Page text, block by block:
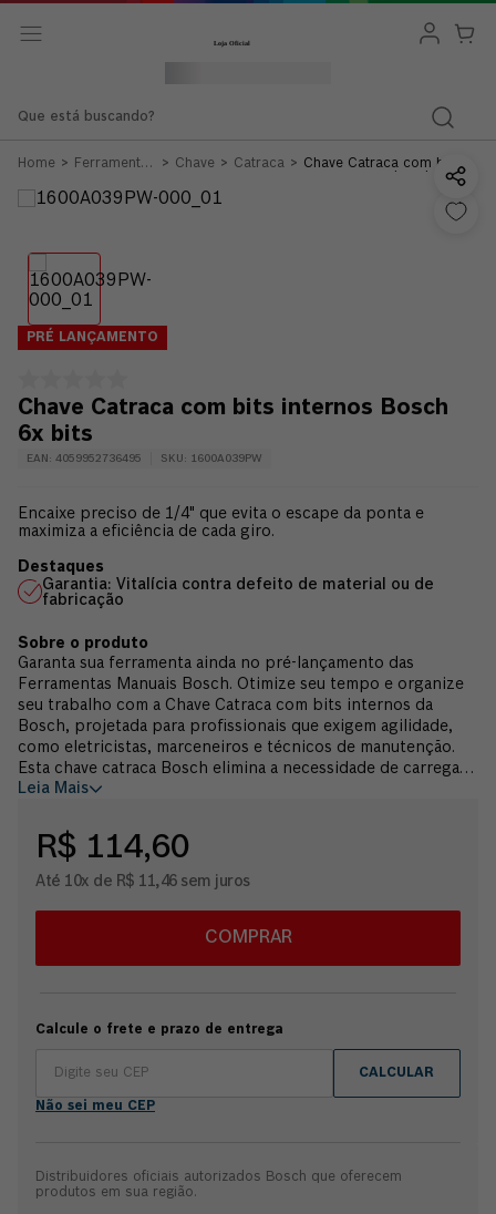
Ferramentas
Chave Catraca
Chave Catraca com bits
internos Bosch 6x bits
PRÉ LANÇAMENTO
Chave Catraca com bits internos Bosch
6x bits
EAN : 4059952736495 SKU : 1600A039PW
Encaixe preciso de 1/4" que evita o escape da ponta e
maximiza a eficiência de cada giro.
Garantia: Vitalícia contra defeito de material ou de
fabricação
Garanta sua ferramenta ainda no pré-lançamento das
Ferramentas Manuais Bosch. Otimize seu tempo e organize
seu trabalho com a Chave Catraca com bits internos da
Bosch, projetada para profissionais que exigem agilidade,
como eletricistas, marceneiros e técnicos de manutenção.
Esta chave catraca Bosch elimina a necessidade de carregar
várias ferramentas pesadas. Graças ao seu armazenamento
facilitando a transição entre diferentes tipos de parafusos
em segundos. A Chave Catraca com bits internos é fabricada
em aço Cromo-Vanádio, garantindo uma estrutura robusta e
engenharia de alta qualidade permite a transmissão integral
da força diretamente para a ponta, tornando o aperto ou
reparos de marcenaria. Além da resistência, o conforto é um
ergonômico é construído com uma mistura premium de
proporcionando uma pega emborrachada que não desliza e
Leia Mais
R$ 114,60
Até 10x de R$ 11,46 sem juros
COMPRAR
Calcule o frete e prazo de entrega
CALCULAR
Não sei meu CEP
Distribuidores oficiais autorizados Bosch que oferecem
produtos em sua região.